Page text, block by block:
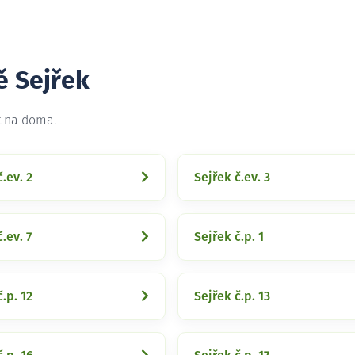
Sejřek
na doma.
2 Sejřek č.ev. 3
7 Sejřek č.p. 1
12 Sejřek č.p. 13